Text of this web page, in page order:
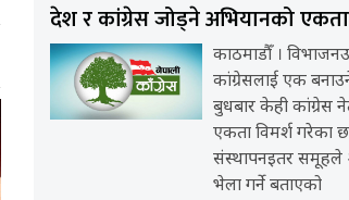
देश र कांग्रेस जोड्ने अभियानको एकता
काठमाडौँ ।
कांग्रेसलाई एक
बुधबार केही कांग्रेस
एकता विमर्श गरेका
संस्थापनइतर समूहले
भेला गर्ने बताएको